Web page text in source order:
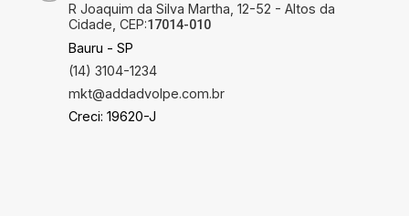
R Joaquim da Silva Martha, 12-52 - Altos da
Cidade, CEP:17014-010
Bauru - SP
(14) 3104-1234
mkt@addadvolpe.com.br
Creci: 19620-J